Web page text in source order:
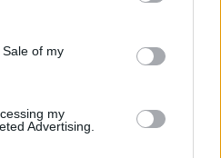
and its third-party tags to
purposes in below Google
of my
my
Advertising.